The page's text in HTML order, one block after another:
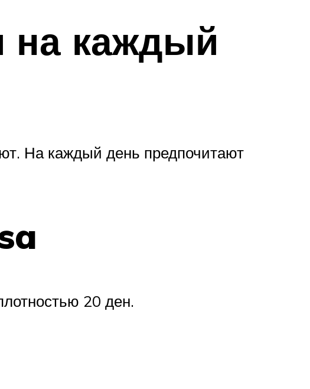
на каждый
На каждый день предпочитают
20 ден.